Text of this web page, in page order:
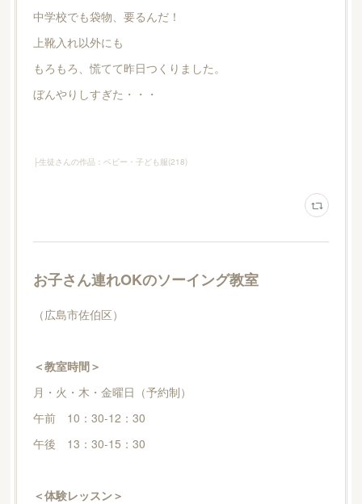
中学校でも袋物、要るんだ！
上靴入れ以外にも
もろもろ、慌てて昨日つくりました。
ぼんやりしすぎた・・・
├生徒さんの作品：ベビー・子ども服(218)
お子さん連れOKのソーイング教室
（広島市佐伯区）
＜教室時間＞
月・火・木・金曜日（予約制）
午前 10：30-12：30
午後 13：30-15：30
＜体験レッスン＞